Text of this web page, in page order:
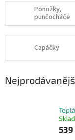
Ponožky,
punčocháče
Capáčky
539